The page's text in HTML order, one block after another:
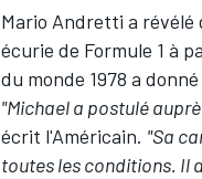
WEC
Mario Andretti a révélé
écurie de Formule 1 à
du monde 1978 a
"Michael a postulé
écrit l'Américain. "Sa
toutes les conditions. Il